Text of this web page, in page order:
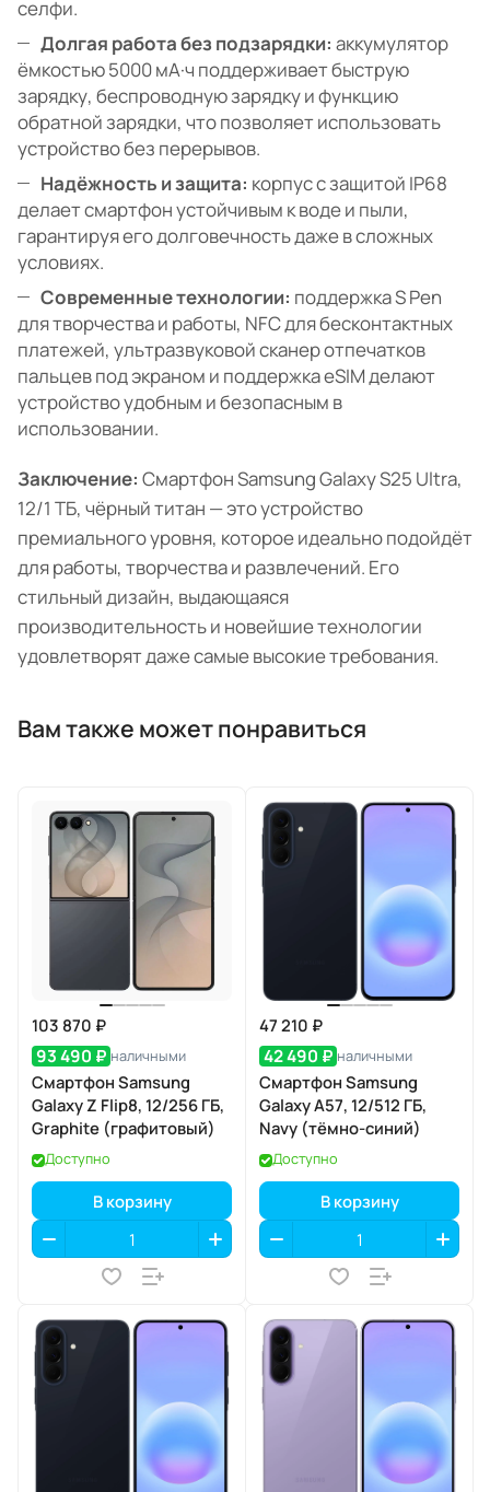
селфи.
Долгая работа без подзарядки: аккумулятор
ёмкостью 5000 мА·ч поддерживает быструю
зарядку, беспроводную зарядку и функцию
обратной зарядки, что позволяет использовать
устройство без перерывов.
Надёжность и защита: корпус с защитой IP68
делает смартфон устойчивым к воде и пыли,
гарантируя его долговечность даже в сложных
условиях.
Современные технологии: поддержка S Pen
для творчества и работы, NFC для бесконтактных
платежей, ультразвуковой сканер отпечатков
пальцев под экраном и поддержка eSIM делают
устройство удобным и безопасным в
использовании.
Заключение: Смартфон Samsung Galaxy S25 Ultra,
12/1 ТБ, чёрный титан — это устройство
премиального уровня, которое идеально подойдёт
для работы, творчества и развлечений. Его
стильный дизайн, выдающаяся
производительность и новейшие технологии
удовлетворят даже самые высокие требования.
Вам также может понравиться
103 870 ₽
93 490 ₽ наличными
Смартфон Samsung
Galaxy Z Flip8, 12/256 ГБ,
Graphite (графитовый)
Доступно
В корзину
47 210 ₽
42 490 ₽ наличными
Смартфон Samsung
Galaxy A57, 12/512 ГБ,
Navy (тёмно-синий)
Доступно
В корзину